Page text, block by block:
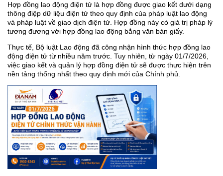
Hợp đồng lao động điện tử là hợp đồng được giao kết dưới dạng
thông điệp dữ liệu điện tử theo quy định của pháp luật lao động
và pháp luật về giao dịch điện tử. Hợp đồng này có giá trị pháp lý
tương đương với hợp đồng lao động bằng văn bản giấy.
Thực tế, Bộ luật Lao động đã công nhận hình thức hợp đồng lao
động điện tử từ nhiều năm trước. Tuy nhiên, từ ngày 01/7/2026,
việc giao kết và quản lý hợp đồng điện tử sẽ được thực hiện trên
nền tảng thống nhất theo quy định mới của Chính phủ.